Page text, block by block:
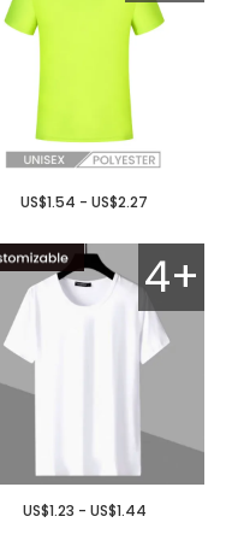
US$1.54 - US$2.27
4+
US$1.23 - US$1.44